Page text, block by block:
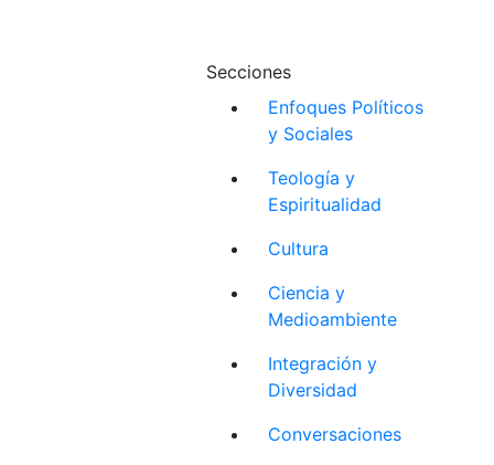
Secciones
Enfoques Políticos
y Sociales
Teología y
Espiritualidad
Cultura
Ciencia y
Medioambiente
Integración y
Diversidad
Conversaciones